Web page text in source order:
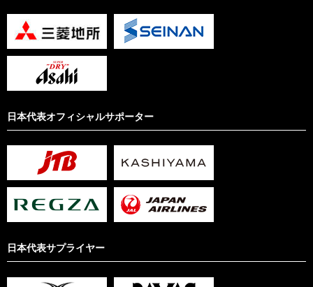
日本代表オフィシャルサポーター
日本代表サプライヤー